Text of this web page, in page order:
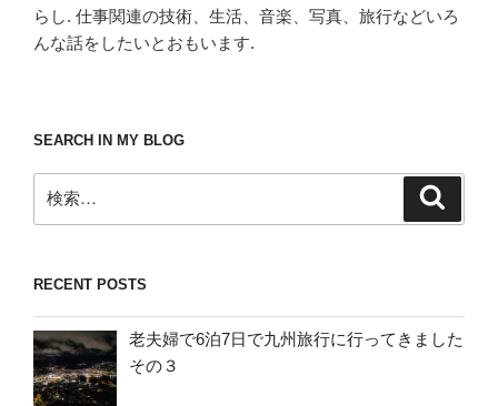
らし. 仕事関連の技術、生活、音楽、写真、旅行などいろ
んな話をしたいとおもいます.
SEARCH IN MY BLOG
索:
RECENT POSTS
老夫婦で6泊7日で九州旅行に行ってきました
その３